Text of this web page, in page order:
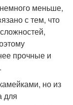
меньше,
с тем, что
прочные и
но из
для